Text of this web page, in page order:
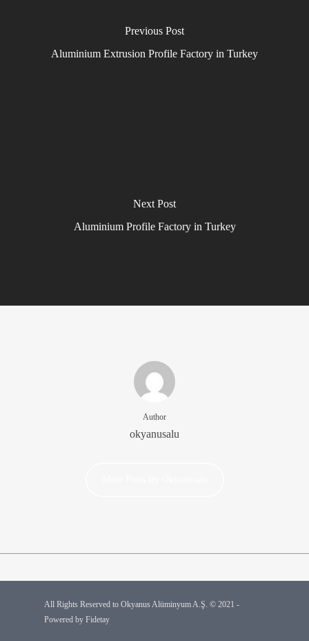
Previous Post
Aluminium Extrusion Profile Factory in Turkey
Next Post
Aluminium Profile Factory in Turkey
Author
okyanusalu
All Rights Reserved to Okyanus Alüminyum A.Ş. © 2021 -
Powered by Fidetay